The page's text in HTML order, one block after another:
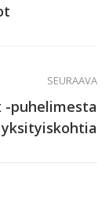
SEURAAVA
-puhelimesta